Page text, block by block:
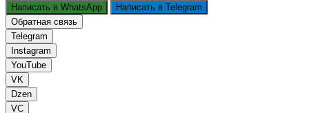
Написать в WhatsApp
Написать в Telegram
Обратная связь
Telegram
Instagram
YouTube
VK
Dzen
VC